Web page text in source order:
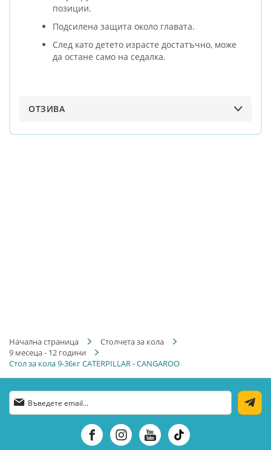
Начална страница
Столчета за кола
9 месеца - 12 години
Стол за кола 9-36кг CATERPILLAR - CANGAROO
позиции.
Подсилена защита около главата.
След като детето израсте достатъчно, може
да остане само на седалка.
ОТЗИВА
Абонирай
се